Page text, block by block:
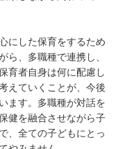
にした保育をするため
ら、多職種で連携し、
育者自身は何に配慮し
えていくことが、今後
ます。多職種が対話を
健を融合させながら子
、全ての子どもにとっ